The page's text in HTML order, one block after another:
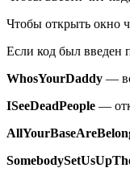
Чтобы открыть окно
Если код был введен
WhosYourDaddy —
ISeeDeadPeople —